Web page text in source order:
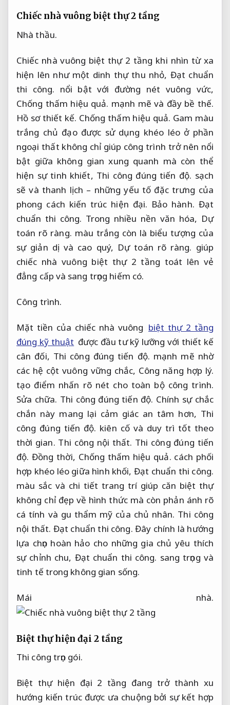
Chiếc nhà vuông biệt thự 2 tầng
Nhà thầu.
Chiếc nhà vuông biệt thự 2 tầng khi nhìn từ xa
hiện lên như một dinh thự thu nhỏ, Đạt chuẩn
thi công. nổi bật với đường nét vuông vức,
Chống thấm hiệu quả. mạnh mẽ và đầy bề thế.
Hồ sơ thiết kế. Chống thấm hiệu quả. Gam màu
trắng chủ đạo được sử dụng khéo léo ở phần
ngoại thất không chỉ giúp công trình trở nên nổi
bật giữa không gian xung quanh mà còn thể
hiện sự tinh khiết, Thi công đúng tiến độ. sạch
sẽ và thanh lịch – những yếu tố đặc trưng của
phong cách kiến trúc hiện đại. Bảo hành. Đạt
chuẩn thi công. Trong nhiều nền văn hóa, Dự
toán rõ ràng. màu trắng còn là biểu tượng của
sự giản dị và cao quý, Dự toán rõ ràng. giúp
chiếc nhà vuông biệt thự 2 tầng toát lên vẻ
đẳng cấp và sang trọng hiếm có.
Công trình.
Mặt tiền của chiếc nhà vuông biệt thự 2 tầng
đúng kỹ thuật được đầu tư kỹ lưỡng với thiết kế
cân đối, Thi công đúng tiến độ. mạnh mẽ nhờ
các hệ cột vuông vững chắc, Công năng hợp lý.
tạo điểm nhấn rõ nét cho toàn bộ công trình.
Sửa chữa. Thi công đúng tiến độ. Chính sự chắc
chắn này mang lại cảm giác an tâm hơn, Thi
công đúng tiến độ. kiên cố và duy trì tốt theo
thời gian. Thi công nội thất. Thi công đúng tiến
độ. Đồng thời, Chống thấm hiệu quả. cách phối
hợp khéo léo giữa hình khối,Đạt chuẩn thi công.
màu sắc và chi tiết trang trí giúp căn biệt thự
không chỉ đẹp về hình thức mà còn phản ánh rõ
cá tính và gu thẩm mỹ của chủ nhân. Thi công
nội thất. Đạt chuẩn thi công. Đây chính là hướng
lựa chọn hoàn hảo cho những gia chủ yêu thích
sự chỉnh chu, Đạt chuẩn thi công. sang trọng và
tinh tế trong không gian sống.
Mái nhà.
Biệt thự hiện đại 2 tầng
Thi công trọn gói.
Biệt thự hiện đại 2 tầng đang trở thành xu
hướng kiến trúc được ưa chuộng bởi sự kết hợp